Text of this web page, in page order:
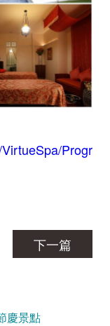
Progr
下一篇
慶景點